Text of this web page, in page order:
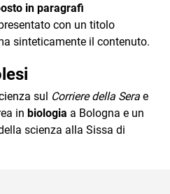
in paragrafi
con un titolo
sinteticamente il contenuto.
sul Corriere della Sera e
in biologia a Bologna e un
scienza alla Sissa di